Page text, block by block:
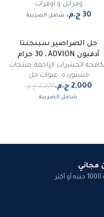
ومرايل و اوفرات
شامل الضريبة
- 9
جل الصراصير سينجنتا
أدفيون ADVION ـ 30 جرام
الحشرات الزاحفة, منتجات
مستورده,عبوات جل
‏2,200 ج.م.‏
شامل الضريبة